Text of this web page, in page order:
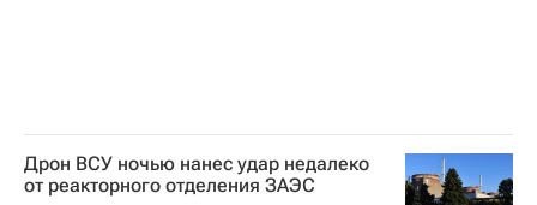
Дрон ВСУ ночью нанес удар недалеко
от реакторного отделения ЗАЭС